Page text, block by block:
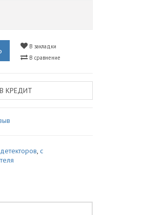
В закладки
В сравнение
КРЕДИТ
,с